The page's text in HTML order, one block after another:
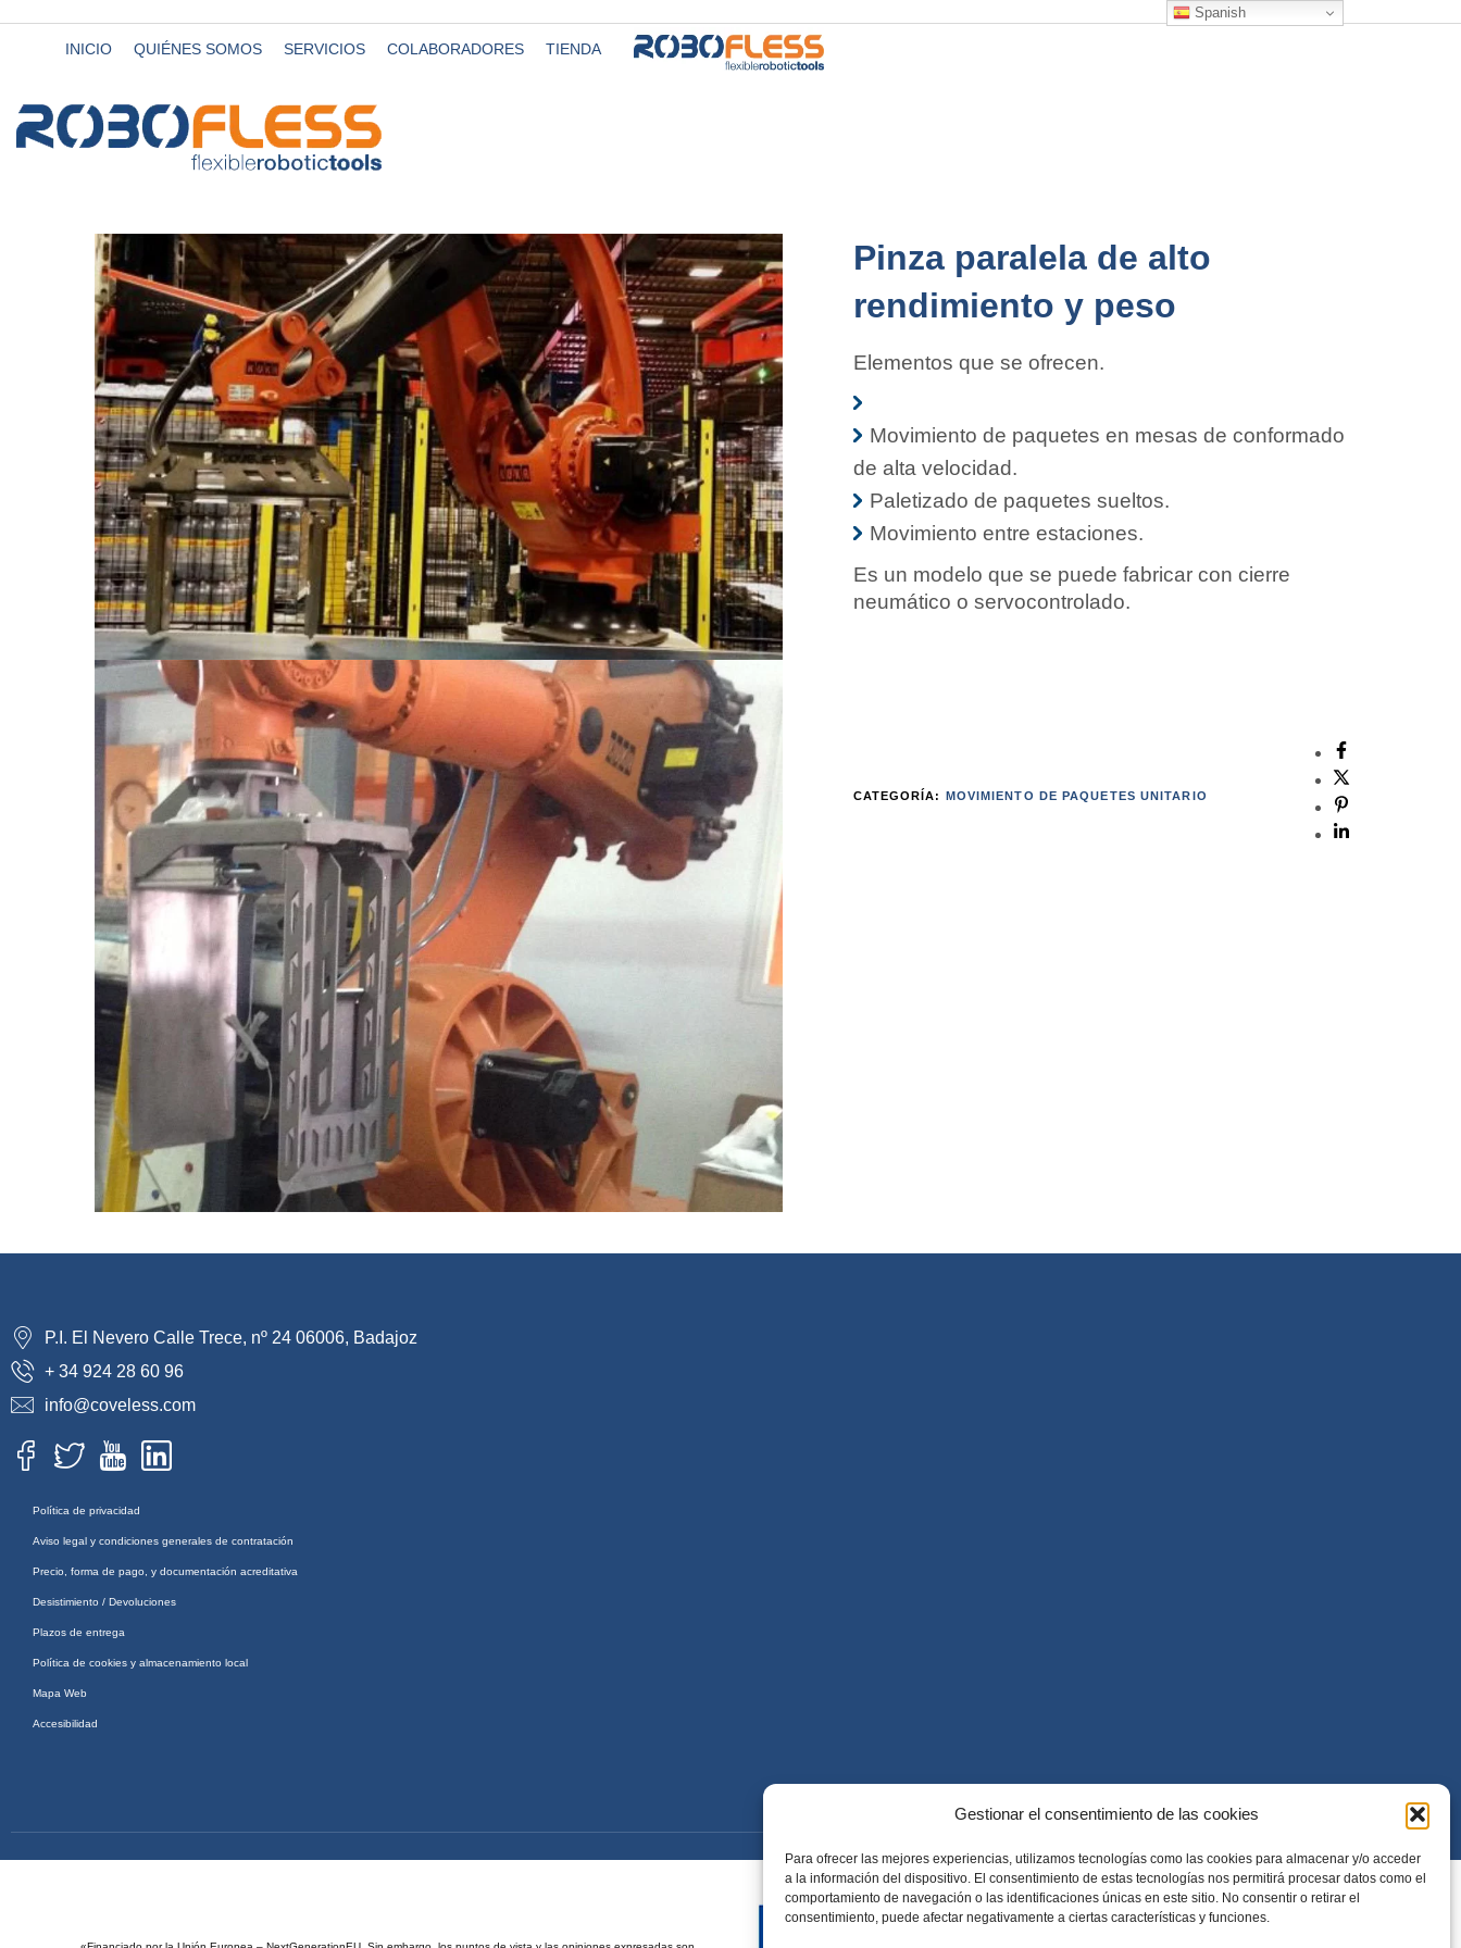
Gestionar el consentimiento de las cookies
Para ofrecer las mejores experiencias, utilizamos tecnologías como las cookies para almacenar y/o acceder
a la información del dispositivo. El consentimiento de estas tecnologías nos permitirá procesar datos como el
comportamiento de navegación o las identificaciones únicas en este sitio. No consentir o retirar el
consentimiento, puede afectar negativamente a ciertas características y funciones.
INICIO QUIÉNES SOMOS SERVICIOS COLABORADORES TIENDA
Pinza paralela de alto
rendimiento y peso
Elementos que se ofrecen.
Movimiento de paquetes en mesas de conformado
de alta velocidad.
Paletizado de paquetes sueltos.
Movimiento entre estaciones.
Es un modelo que se puede fabricar con cierre
neumático o servocontrolado.
CATEGORÍA: MOVIMIENTO DE PAQUETES UNITARIO
P.I. El Nevero Calle Trece, nº 24 06006, Badajoz
+ 34 924 28 60 96
info@coveless.com
Política de privacidad
Aviso legal y condiciones generales de contratación
Precio, forma de pago, y documentación acreditativa
Desistimiento / Devoluciones
Plazos de entrega
Política de cookies y almacenamiento local
Mapa Web
Accesibilidad
Spanish